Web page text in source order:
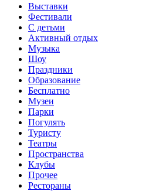
Выставки
Фестивали
С детьми
Активный отдых
Музыка
Шоу
Праздники
Образование
Бесплатно
Музеи
Парки
Погулять
Туристу
Театры
Пространства
Клубы
Прочее
Рестораны